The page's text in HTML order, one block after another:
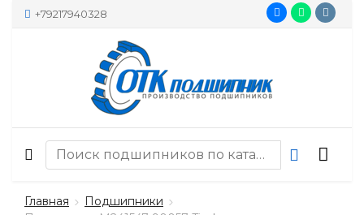
+79217940328
Главная
Подшипники